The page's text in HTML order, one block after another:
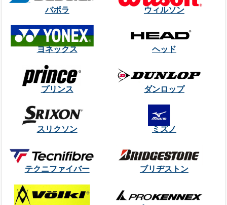
バボラ ウィルソン
ヨネックス ヘッド
プリンス ダンロップ
スリクソン ミズノ
テクニファイバー ブリヂストン